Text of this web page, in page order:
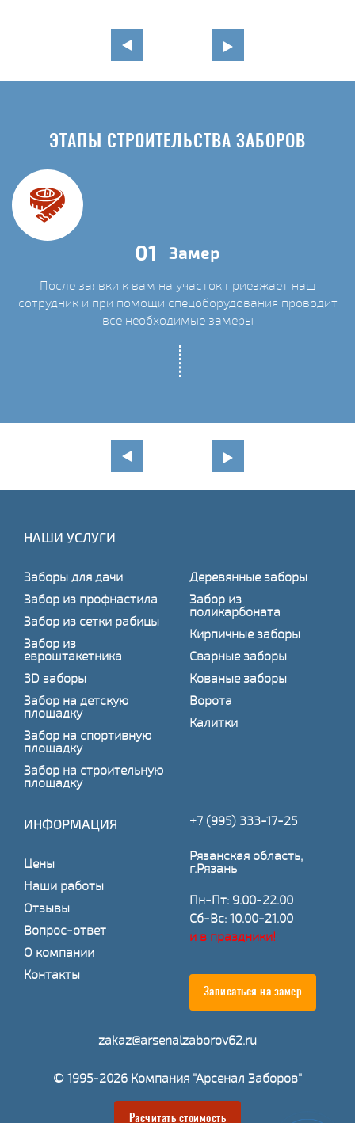
ЭТАПЫ СТРОИТЕЛЬСТВА ЗАБОРОВ
01 Замер
После заявки к вам на участок приезжает наш
сотрудник и при помощи спецоборудования проводит
все необходимые замеры
НАШИ УСЛУГИ
Заборы для дачи
Забор из профнастила
Забор из сетки рабицы
Забор из
евроштакетника
3D заборы
Забор на детскую
площадку
Забор на спортивную
площадку
Забор на строительную
площадку
Деревянные заборы
Забор из
поликарбоната
Кирпичные заборы
Сварные заборы
Кованые заборы
Ворота
Калитки
ИНФОРМАЦИЯ
Цены
Наши работы
Отзывы
Вопрос-ответ
О компании
Контакты
+7 (995) 333-17-25
Рязанская область,
г.Рязань
Пн-Пт: 9.00-22.00
Сб-Вс: 10.00-21.00
и в праздники!
Записаться на замер
zakaz@arsenalzaborov62.ru
© 1995-2026 Компания "Арсенал Заборов"
Расчитать стоимость